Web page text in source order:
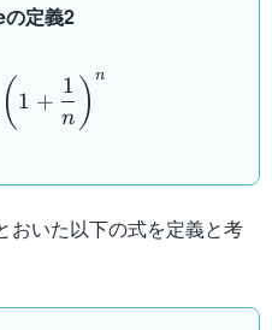
の定義2
e = \lim_{n \to -\infty}
( 1 +
n
1 ) n
おいた以下の式を定義と考